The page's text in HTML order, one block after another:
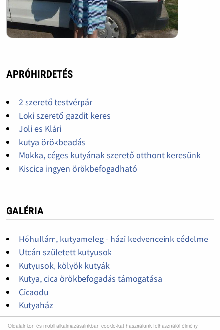
Oldalainkon és mobil alkalmazásainkban cookie-kat használunk felhasználói élmény
APRÓHIRDETÉS
2 szerető testvérpár
Loki szerető gazdit keres
Joli es Klári
kutya örökbeadás
Mokka, céges kutyának szerető otthont keresünk
Kiscica ingyen örökbefogadható
GALÉRIA
Hőhullám, kutyameleg - házi kedvenceink cédelme
Utcán született kutyusok
Kutyusok, kölyök kutyák
Kutya, cica örökbefogadás támogatása
Cicaodu
Kutyaház